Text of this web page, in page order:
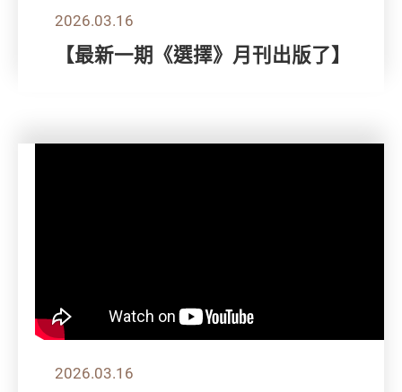
2026.03.16
【最新一期《選擇》月刊出版了】
2026.03.16